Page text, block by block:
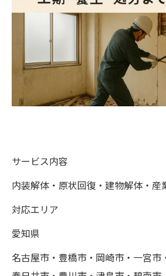
サービス内容
内装解体・原状回復・建物解体・産
対応エリア
愛知県
名古屋市・豊橋市・岡崎市・一宮市